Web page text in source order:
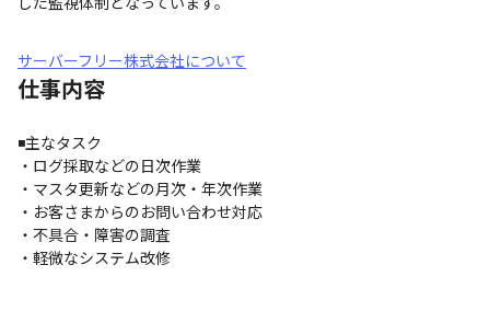
サーバーフリー株式会社について
仕事内容
◾️主なタスク
・ログ採取などの日次作業
・マスタ更新などの月次・年次作業
・お客さまからのお問い合わせ対応
・不具合・障害の調査
・軽微なシステム改修